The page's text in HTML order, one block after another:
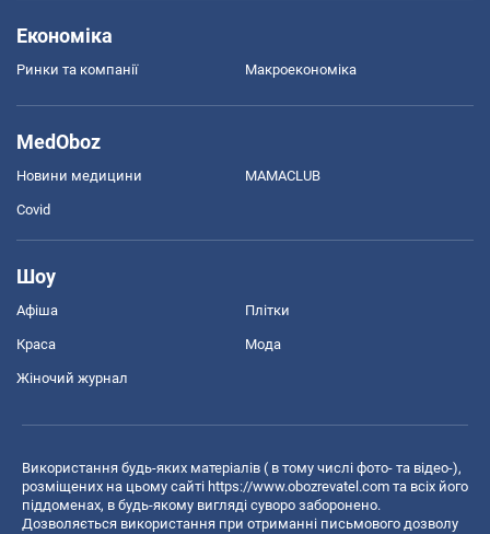
Економіка
Ринки та компанії Макроекономіка
MedOboz
Новини медицини MAMACLUB
Covid
Шоу
Афіша Плітки
Краса Мода
Жіночий журнал
Використання будь-яких матеріалів ( в тому числі фото- та відео-),
розміщених на цьому сайті https://www.obozrevatel.com та всіх його
піддоменах, в будь-якому вигляді суворо заборонено.
Дозволяється використання при отриманні письмового дозволу